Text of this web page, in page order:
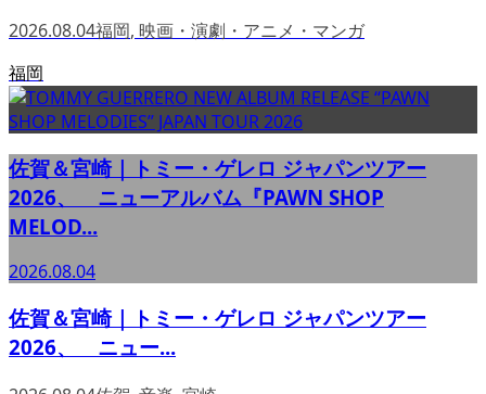
2026.08.04福岡, 映画・演劇・アニメ・マンガ
福岡
佐賀＆宮崎｜トミー・ゲレロ ジャパンツアー
2026、 ニューアルバム『PAWN SHOP
MELOD...
2026.08.04
佐賀＆宮崎｜トミー・ゲレロ ジャパンツアー
2026、 ニュー...